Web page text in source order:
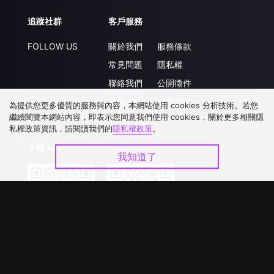
追蹤社群
FOLLOW US
客戶服務
關於我們
常見問題
聯絡我們
升級VIP
服務條款
隱私權
公開徵件
合作洽談
下載 APP
為提供您更多優質的服務與內容，本網站使用 cookies 分析技術。若您
繼續閱覽本網站內容，即表示您同意我們使用 cookies，關於更多相關隱
私權政策資訊，請閱讀我們的隱私權政策。
我知道了